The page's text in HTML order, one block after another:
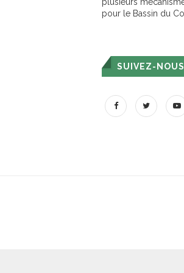
pour le Bassin du
SUIVEZ-NOUS